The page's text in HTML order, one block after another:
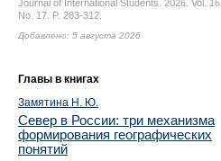
Journal of International Students. 2026. Vol. 16.
No. 17. P. 283-312.
Добавлено: 5 августа 2026
Главы в книгах
Замятина Н. Ю.
Север в России: три механизма
формирования географических
понятий